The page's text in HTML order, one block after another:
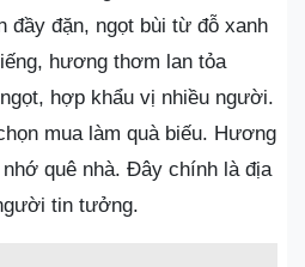
đầy đặn, ngọt bùi từ đỗ xanh
hương thơm lan tỏa
hợp khẩu vị nhiều người.
mua làm quà biếu. Hương
quê nhà. Đây chính là địa
tin tưởng.